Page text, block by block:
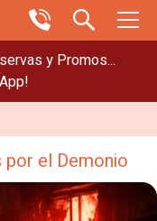
y Promos...
el Demonio